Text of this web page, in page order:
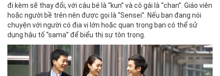
đi kèm sẽ thay đổi, với cậu bé là “kun” và cô gái là “chan”. Giáo viên
hoặc người bề trên nên được gọi là “Sensei”. Nếu bạn đang nói
chuyện với người có địa vị lớn hoặc quan trọng bạn có thể sử
dụng hậu tố “sama” để biểu thị sự tôn trọng.